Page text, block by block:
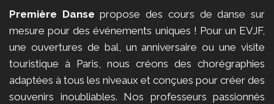
Première Danse propose des cours de danse sur
mesure pour des événements uniques ! Pour un EVJF,
une ouvertures de bal, un anniversaire ou une visite
touristique à Paris, nous créons des chorégraphies
adaptées à tous les niveaux et conçues pour créer des
souvenirs inoubliables. Nos professeurs passionnés